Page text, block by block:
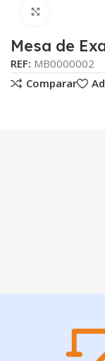
Mesa de
REF: MB0000002
Comparar